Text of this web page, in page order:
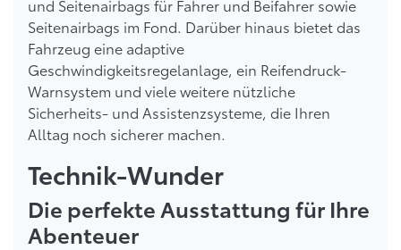
und Seitenairbags für Fahrer und Beifahrer sowie
Seitenairbags im Fond. Darüber hinaus bietet das
Fahrzeug eine adaptive
Geschwindigkeitsregelanlage, ein Reifendruck-
Warnsystem und viele weitere nützliche
Sicherheits- und Assistenzsysteme, die Ihren
Alltag noch sicherer machen.
Technik-Wunder
Die perfekte Ausstattung für Ihre
Abenteuer